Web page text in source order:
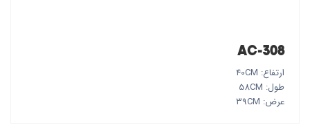
AC-308
ارتفاع: 40CM
طول: 58CM
عرض: 39CM